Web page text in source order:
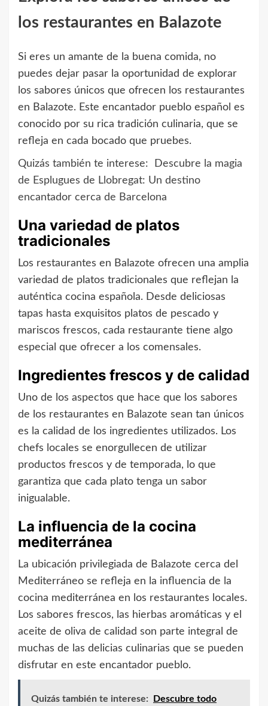
los restaurantes en Balazote
Si eres un amante de la buena comida, no
puedes dejar pasar la oportunidad de explorar
los sabores únicos que ofrecen los restaurantes
en Balazote. Este encantador pueblo español es
conocido por su rica tradición culinaria, que se
refleja en cada bocado que pruebes.
Quizás también te interese:
Descubre la magia
de Esplugues de Llobregat: Un destino
encantador cerca de Barcelona
Una variedad de platos
tradicionales
Los restaurantes en Balazote ofrecen una amplia
variedad de platos tradicionales que reflejan la
auténtica cocina española. Desde deliciosas
tapas hasta exquisitos platos de pescado y
mariscos frescos, cada restaurante tiene algo
especial que ofrecer a los comensales.
Ingredientes frescos y de calidad
Uno de los aspectos que hace que los sabores
de los restaurantes en Balazote sean tan únicos
es la calidad de los ingredientes utilizados. Los
chefs locales se enorgullecen de utilizar
productos frescos y de temporada, lo que
garantiza que cada plato tenga un sabor
inigualable.
La influencia de la cocina
mediterránea
La ubicación privilegiada de Balazote cerca del
Mediterráneo se refleja en la influencia de la
cocina mediterránea en los restaurantes locales.
Los sabores frescos, las hierbas aromáticas y el
aceite de oliva de calidad son parte integral de
muchas de las delicias culinarias que se pueden
disfrutar en este encantador pueblo.
Quizás también te interese:
Descubre todo